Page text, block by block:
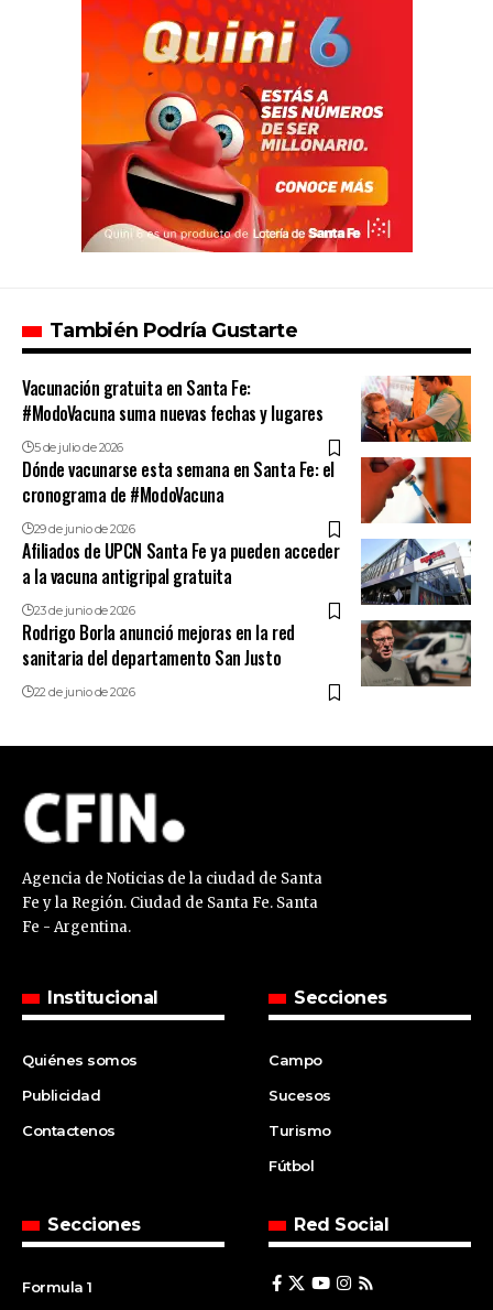
También Podría Gustarte
Vacunación gratuita en Santa Fe:
#ModoVacuna suma nuevas fechas y lugares
5 de julio de 2026
Dónde vacunarse esta semana en Santa Fe: el
cronograma de #ModoVacuna
29 de junio de 2026
Afiliados de UPCN Santa Fe ya pueden acceder
a la vacuna antigripal gratuita
23 de junio de 2026
Rodrigo Borla anunció mejoras en la red
sanitaria del departamento San Justo
22 de junio de 2026
Agencia de Noticias de la ciudad de Santa
Fe y la Región. Ciudad de Santa Fe. Santa
Fe - Argentina.
Institucional
Quiénes somos
Publicidad
Contactenos
Secciones
Campo
Sucesos
Turismo
Fútbol
Secciones
Formula 1
Red Social